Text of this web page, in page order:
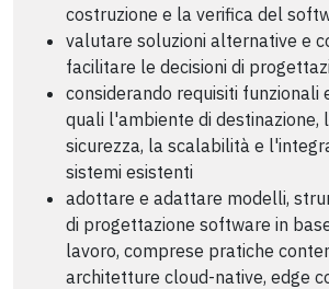
costruzione e la verifica del
valutare soluzioni alternative e
facilitare le decisioni di
considerando requisiti funzionali
quali l'ambiente di destinazione,
sicurezza, la scalabilità e
sistemi esistenti
adottare e adattare modelli,
di progettazione software in
lavoro, comprese pratiche
architetture cloud-native, edge